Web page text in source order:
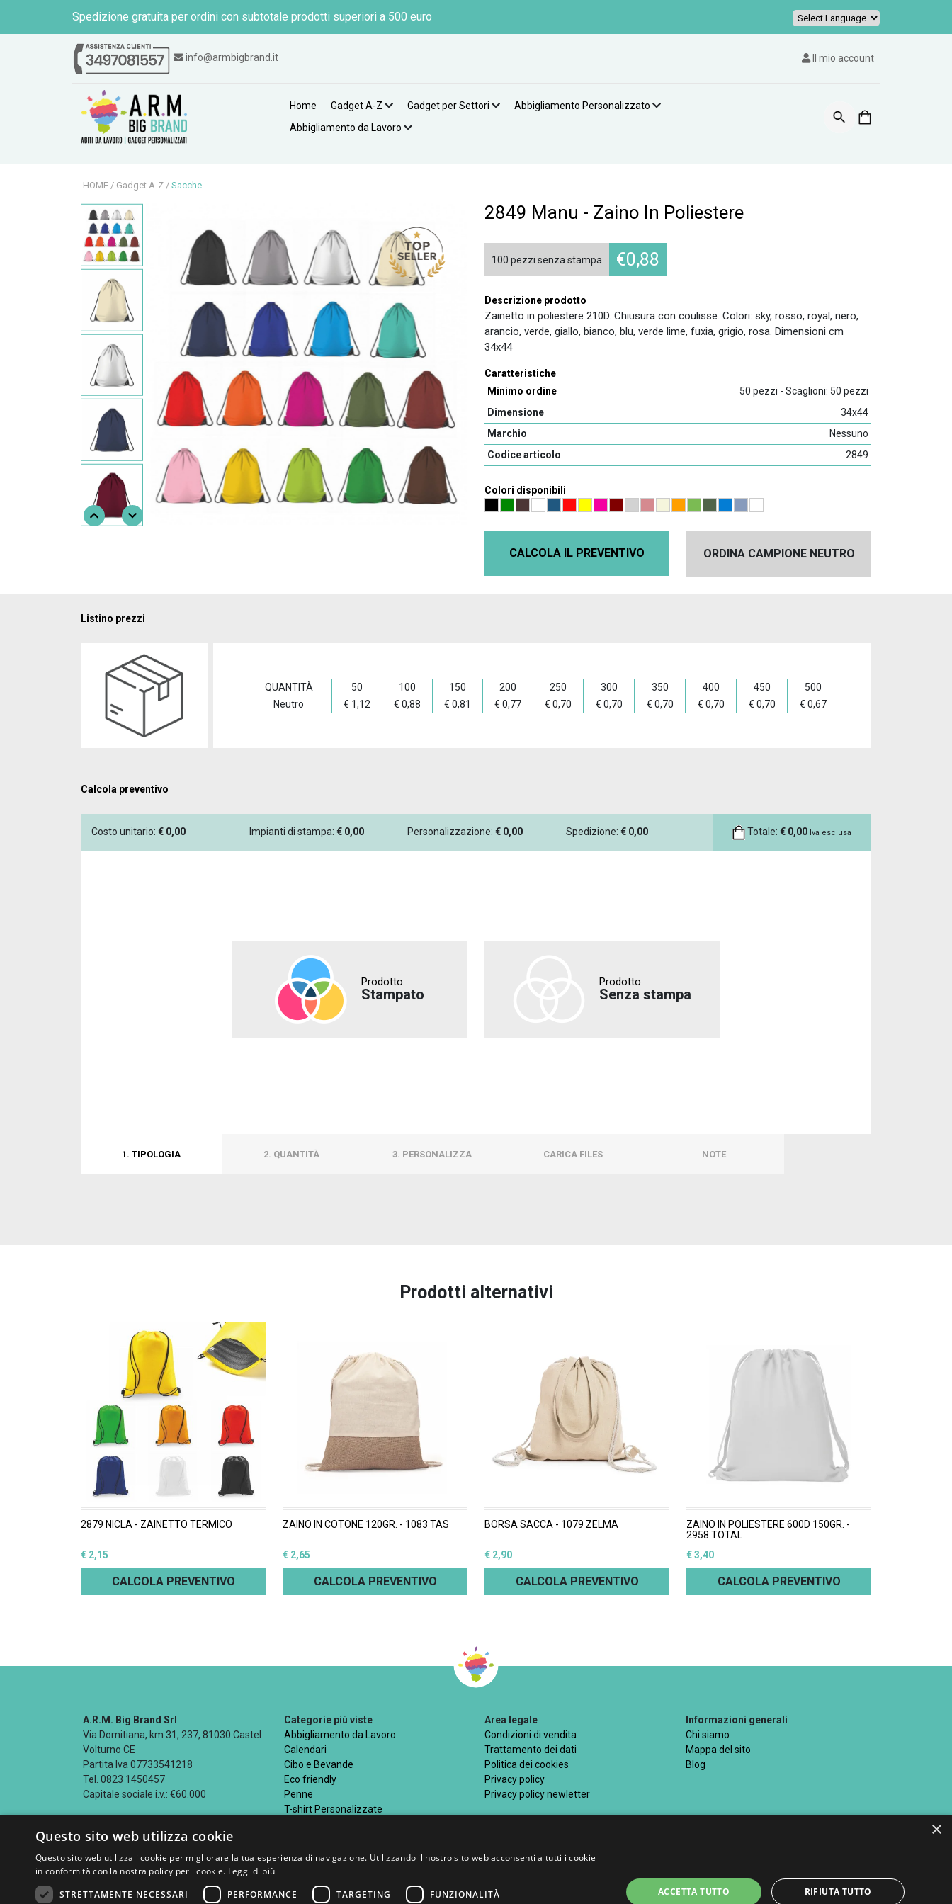
Spedizione gratuita per ordini con subtotale prodotti superiori a 500 euro
Powered by
info@armbigbrand.it Il mio account
Home Gadget A-Z Gadget per Settori
Abbigliamento Personalizzato
Abbigliamento da Lavoro
HOME / Gadget A-Z / Sacche
2849 Manu - Zaino In Poliestere
100 pezzi senza stampa €0,88
Descrizione prodotto
Zainetto in poliestere 210D. Chiusura con coulisse. Colori: sky, rosso, royal, nero,
arancio, verde, giallo, bianco, blu, verde lime, fuxia, grigio, rosa. Dimensioni cm
34x44
Caratteristiche
Minimo ordine
50 pezzi - Scaglioni: 50 pezzi
Dimensione
34x44
Marchio
Nessuno
Codice articolo
2849
Colori disponibili
CALCOLA IL PREVENTIVO ORDINA CAMPIONE NEUTRO
Listino prezzi
QUANTITÀ 50 100 150 200 250 300 350 400 450
500
Neutro
€ 1,12 € 0,88 € 0,81 € 0,77 € 0,70 € 0,70 € 0,70 € 0,70 € 0,70 € 0,67
Calcola preventivo
Costo unitario: € 0,00 Impianti di stampa:€ 0,00 Personalizzazione:€ 0,00 Spedizione: € 0,00 Totale:€ 0,00 Iva esclusa
Prodotto
Stampato
Prodotto
Senza stampa
1. TIPOLOGIA 2. QUANTITÀ 3. PERSONALIZZA CARICA FILES NOTE
Prodotti alternativi
2879 NICLA - ZAINETTO TERMICO
€ 2,15
CALCOLA PREVENTIVO
ZAINO IN COTONE 120GR. - 1083 TAS
€ 2,65
CALCOLA PREVENTIVO
BORSA SACCA - 1079 ZELMA
€ 2,90
CALCOLA PREVENTIVO
ZAINO IN POLIESTERE 600D 150GR. -
2958 TOTAL
€ 3,40
CALCOLA PREVENTIVO
A.R.M. Big Brand Srl
Via Domitiana, km 31, 237, 81030 Castel
Volturno CE
Partita Iva 07733541218
Tel. 0823 1450457
Capitale sociale i.v.: €60.000
Categorie più viste
Abbigliamento da Lavoro
Calendari
Cibo e Bevande
Eco friendly
Penne
T-shirt Personalizzate
Area legale
Condizioni di vendita
Trattamento dei dati
Politica dei cookies
Privacy policy
Privacy policy newletter
Informazioni generali
Chi siamo
Mappa del sito
Blog
Metodi di pagamento accettati
×
Questo sito web utilizza cookie
Questo sito web utilizza i cookie per migliorare la tua esperienza di navigazione. Utilizzando il nostro sito web acconsenti a tutti i cookie
in conformità con la nostra policy per i cookie. Leggi di più
STRETTAMENTE NECESSARI
PERFORMANCE TARGETING FUNZIONALITÀ ACCETTA TUTTO RIFIUTA TUTTO